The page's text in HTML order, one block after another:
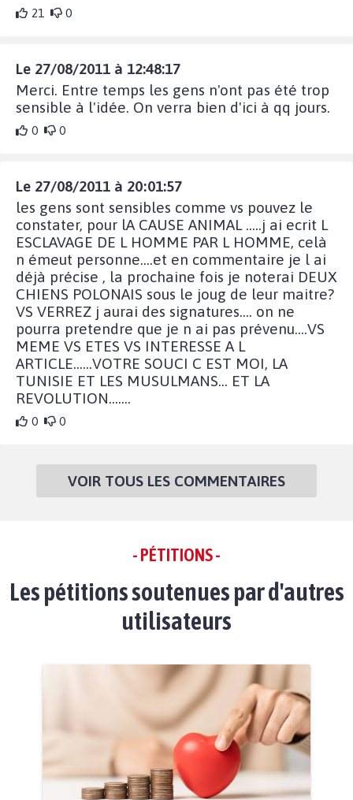
21 0
Le 27/08/2011 à 12:48:17
Merci. Entre temps les gens n'ont pas été trop
sensible à l'idée. On verra bien d'ici à qq jours.
0 0
Le 27/08/2011 à 20:01:57
les gens sont sensibles comme vs pouvez le
constater, pour lA CAUSE ANIMAL .....j ai ecrit L
ESCLAVAGE DE L HOMME PAR L HOMME, celà
n émeut personne....et en commentaire je l ai
déjà précise , la prochaine fois je noterai DEUX
CHIENS POLONAIS sous le joug de leur maitre?
VS VERREZ j aurai des signatures.... on ne
pourra pretendre que je n ai pas prévenu....VS
MEME VS ETES VS INTERESSE A L
ARTICLE......VOTRE SOUCI C EST MOI, LA
TUNISIE ET LES MUSULMANS... ET LA
REVOLUTION.......
0 0
VOIR TOUS LES COMMENTAIRES
- PÉTITIONS -
Les pétitions soutenues par d'autres
utilisateurs